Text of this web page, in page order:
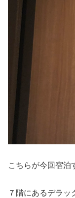
こちらが今回宿泊
７階にあるデラッ